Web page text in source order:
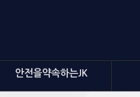
안전을약속하는JK